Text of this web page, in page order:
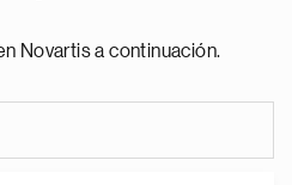
Novartis a continuación.